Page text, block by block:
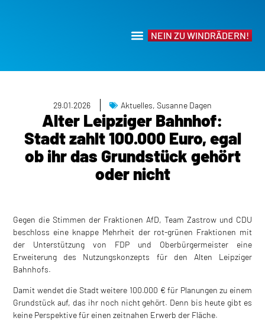
NEIN ZU WINDRÄDERN!
29.01.2026 Aktuelles, Susanne Dagen
Alter Leipziger Bahnhof:
Stadt zahlt 100.000 Euro, egal
ob ihr das Grundstück gehört
oder nicht
Gegen die Stimmen der Fraktionen AfD, Team Zastrow und CDU
beschloss eine knappe Mehrheit der rot-grünen Fraktionen mit
der Unterstützung von FDP und Oberbürgermeister eine
Erweiterung des Nutzungskonzepts für den Alten Leipziger
Bahnhofs.
Damit wendet die Stadt weitere 100.000 € für Planungen zu einem
Grundstück auf, das ihr noch nicht gehört. Denn bis heute gibt es
keine Perspektive für einen zeitnahen Erwerb der Fläche.